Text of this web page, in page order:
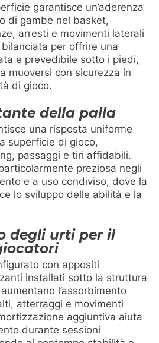
garantisce un’aderenza
di gambe nel basket,
arresti e movimenti laterali
per offrire una
e prevedibile sotto i piedi,
muoversi con sicurezza in
di gioco.
della palla
una risposta uniforme
superficie di gioco,
passaggi e tiri affidabili.
preziosa negli
e a uso condiviso, dove la
lo sviluppo delle abilità e la
degli urti per il
con appositi
installati sotto la struttura
l’assorbimento
atterraggi e movimenti
aggiuntiva aiuta
durante sessioni